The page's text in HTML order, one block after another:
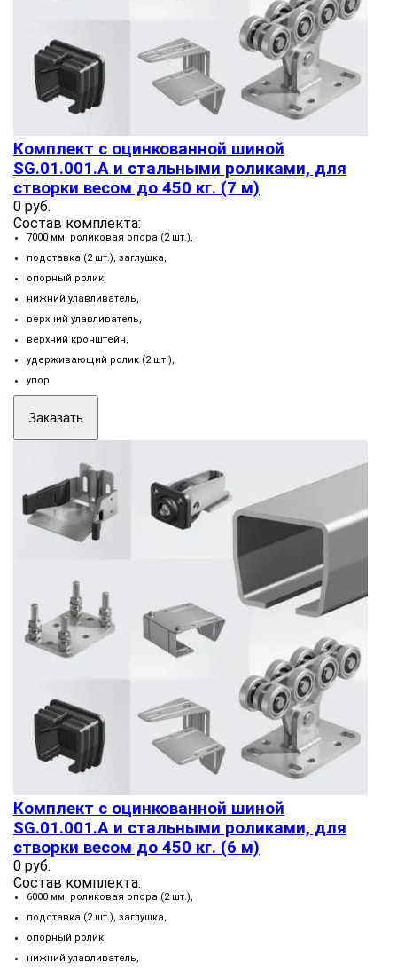
Комплект с оцинкованной шиной
SG.01.001.А и стальными роликами, для
створки весом до 450 кг. (7 м)
0 руб.
Состав комплекта:
7000 мм, роликовая опора (2 шт.),
подставка (2 шт.), заглушка,
опорный ролик,
нижний улавливатель,
верхний улавливатель,
верхний кронштейн,
удерживающий ролик (2 шт.),
упор
Заказать
Комплект с оцинкованной шиной
SG.01.001.А и стальными роликами, для
створки весом до 450 кг. (6 м)
0 руб.
Состав комплекта:
6000 мм, роликовая опора (2 шт.),
подставка (2 шт.), заглушка,
опорный ролик,
нижний улавливатель,